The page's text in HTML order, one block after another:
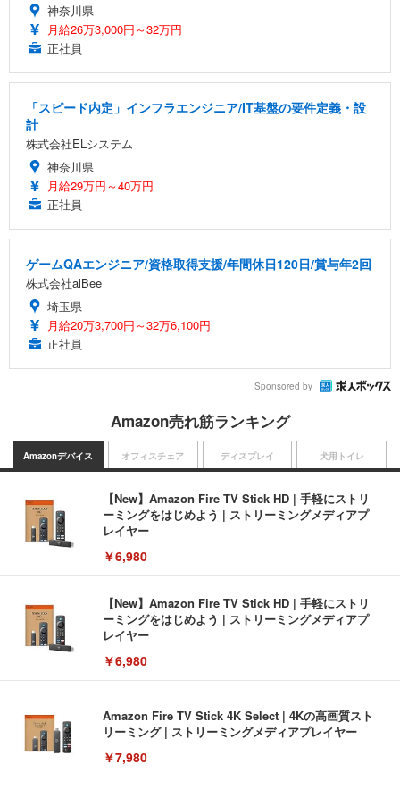
神奈川県
月給26万3,000円～32万円
正社員
「スピード内定」インフラエンジニア/IT基盤の要件定義・設
計
株式会社ELシステム
神奈川県
月給29万円～40万円
正社員
ゲームQAエンジニア/資格取得支援/年間休日120日/賞与年2回
株式会社alBee
埼玉県
月給20万3,700円～32万6,100円
正社員
Sponsored by
Amazon売れ筋ランキング
Amazonデバイス
【New】Amazon Fire TV Stick HD | 手軽にストリ
ーミングをはじめよう | ストリーミングメディアプ
レイヤー
￥6,980
【New】Amazon Fire TV Stick HD | 手軽にストリ
ーミングをはじめよう | ストリーミングメディアプ
レイヤー
￥6,980
Amazon Fire TV Stick 4K Select | 4Kの高画質スト
リーミング | ストリーミングメディアプレイヤー
￥7,980
オフィスチェア ディスプレイ 犬用トイレ